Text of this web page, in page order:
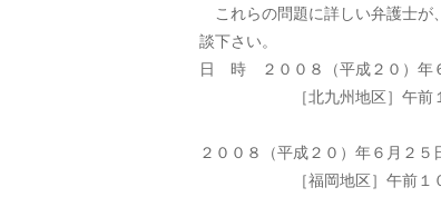
これらの問題に詳しい弁護士が
談下さい。
日 時 ２００８（平成２０）年
［北九州地区］午前１０
２００８（平成２０）年６月２５
［福岡地区］午前１０